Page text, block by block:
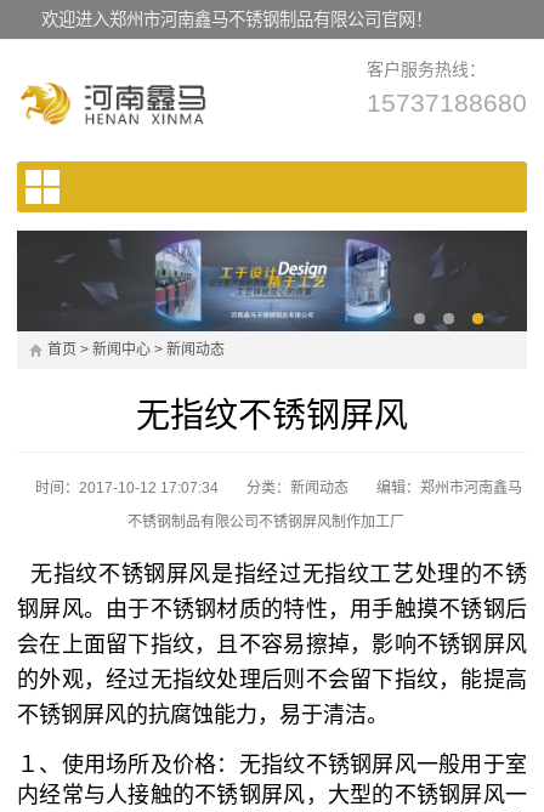
欢迎进入郑州市河南鑫马不锈钢制品有限公司官网！
客户服务热线：
15737188680
首页 > 新闻中心 > 新闻动态
无指纹不锈钢屏风
时间：2017-10-12 17:07:34 分类： 新闻动态
编辑：郑州市河南鑫马
不锈钢制品有限公司不锈钢屏风制作加工厂
无指纹不锈钢屏风是指经过无指纹工艺处理的不锈
钢屏风。由于不锈钢材质的特性，用手触摸不锈钢后
会在上面留下指纹，且不容易擦掉，影响不锈钢屏风
的外观，经过无指纹处理后则不会留下指纹，能提高
不锈钢屏风的抗腐蚀能力，易于清洁。
１、使用场所及价格：无指纹不锈钢屏风一般用于室
内经常与人接触的不锈钢屏风，大型的不锈钢屏风一